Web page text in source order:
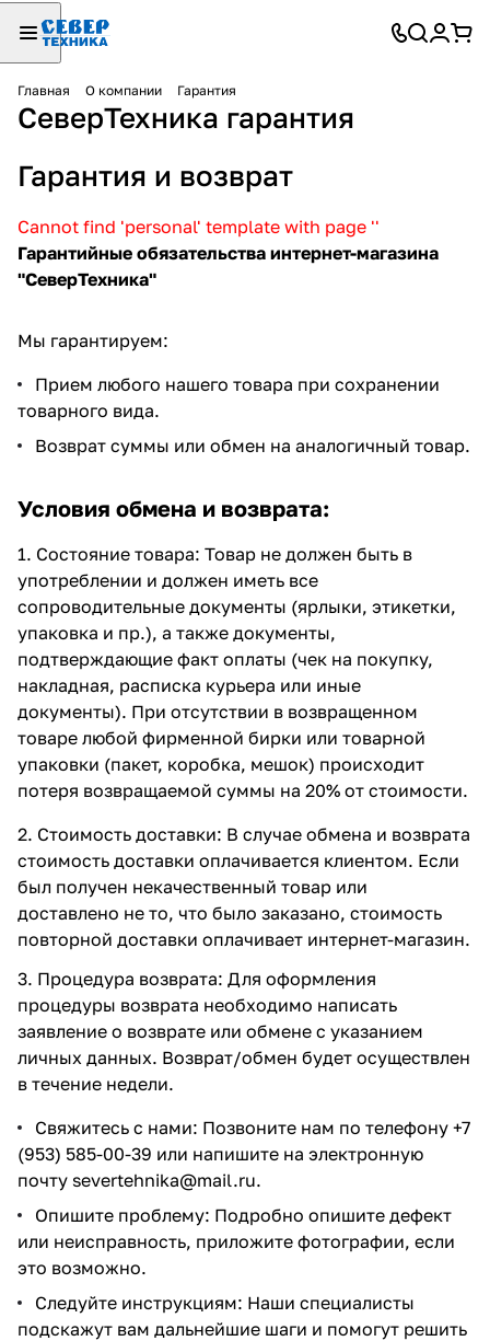
Главная О компании Гарантия
СеверТехника гарантия
Гарантия и возврат
Cannot find 'personal' template with page ''
Гарантийные обязательства интернет-магазина
"СеверТехника"
Мы гарантируем:
Прием любого нашего товара при сохранении
товарного вида.
Возврат суммы или обмен на аналогичный товар.
Условия обмена и возврата:
1. Состояние товара: Товар не должен быть в
употреблении и должен иметь все
сопроводительные документы (ярлыки, этикетки,
упаковка и пр.), а также документы,
подтверждающие факт оплаты (чек на покупку,
накладная, расписка курьера или иные
документы). При отсутствии в возвращенном
товаре любой фирменной бирки или товарной
упаковки (пакет, коробка, мешок) происходит
потеря возвращаемой суммы на 20% от стоимости.
2. Стоимость доставки: В случае обмена и возврата
стоимость доставки оплачивается клиентом. Если
был получен некачественный товар или
доставлено не то, что было заказано, стоимость
повторной доставки оплачивает интернет-магазин.
3. Процедура возврата: Для оформления
процедуры возврата необходимо написать
заявление о возврате или обмене с указанием
личных данных. Возврат/обмен будет осуществлен
в течение недели.
Свяжитесь с нами: Позвоните нам по телефону +7
(953) 585-00-39 или напишите на электронную
почту severtehnika@mail.ru.
Опишите проблему: Подробно опишите дефект
или неисправность, приложите фотографии, если
это возможно.
Следуйте инструкциям: Наши специалисты
подскажут вам дальнейшие шаги и помогут решить